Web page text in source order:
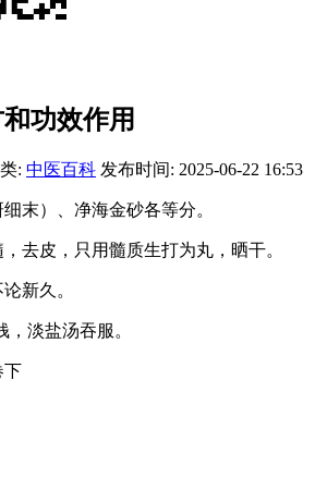
功效作用
: 中医百科 发布时间: 2025-06-22 16:53
末）、净海金砂各等分。
去皮，只用髓质生打为丸，晒干。
新久。
，淡盐汤吞服。
下